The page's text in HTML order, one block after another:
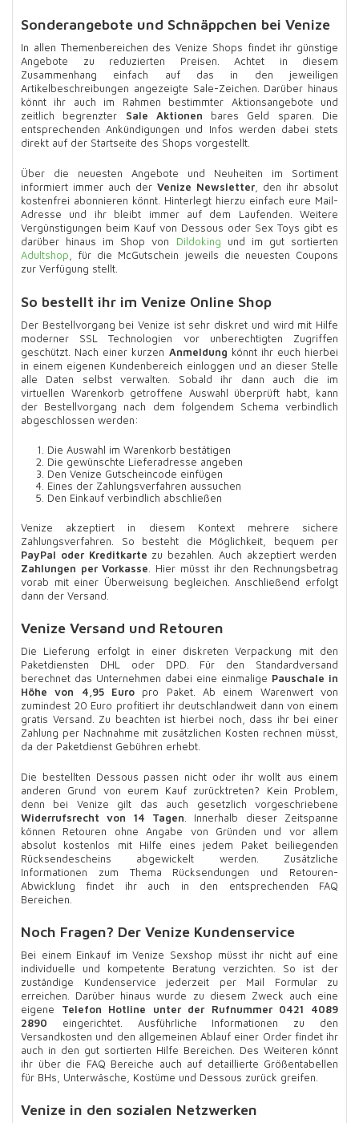
Sonderangebote und Schnäppchen bei Venize
In allen Themenbereichen des Venize Shops findet ihr günstige
Angebote zu reduzierten Preisen. Achtet in diesem
Zusammenhang einfach auf das in den jeweiligen
Artikelbeschreibungen angezeigte Sale-Zeichen. Darüber hinaus
könnt ihr auch im Rahmen bestimmter Aktionsangebote und
zeitlich begrenzter Sale Aktionen bares Geld sparen. Die
entsprechenden Ankündigungen und Infos werden dabei stets
direkt auf der Startseite des Shops vorgestellt.
Über die neuesten Angebote und Neuheiten im Sortiment
informiert immer auch der Venize Newsletter, den ihr absolut
kostenfrei abonnieren könnt. Hinterlegt hierzu einfach eure Mail-
Adresse und ihr bleibt immer auf dem Laufenden. Weitere
Vergünstigungen beim Kauf von Dessous oder Sex Toys gibt es
darüber hinaus im Shop von Dildoking und im gut sortierten
Adultshop, für die McGutschein jeweils die neuesten Coupons
zur Verfügung stellt.
So bestellt ihr im Venize Online Shop
Der Bestellvorgang bei Venize ist sehr diskret und wird mit Hilfe
moderner SSL Technologien vor unberechtigten Zugriffen
geschützt. Nach einer kurzen Anmeldung könnt ihr euch hierbei
in einem eigenen Kundenbereich einloggen und an dieser Stelle
alle Daten selbst verwalten. Sobald ihr dann auch die im
virtuellen Warenkorb getroffene Auswahl überprüft habt, kann
der Bestellvorgang nach dem folgendem Schema verbindlich
abgeschlossen werden:
Die Auswahl im Warenkorb bestätigen
Die gewünschte Lieferadresse angeben
Den Venize Gutscheincode einfügen
Eines der Zahlungsverfahren aussuchen
Den Einkauf verbindlich abschließen
Venize akzeptiert in diesem Kontext mehrere sichere
Zahlungsverfahren. So besteht die Möglichkeit, bequem per
PayPal oder Kreditkarte zu bezahlen. Auch akzeptiert werden
Zahlungen per Vorkasse . Hier müsst ihr den Rechnungsbetrag
vorab mit einer Überweisung begleichen. Anschließend erfolgt
dann der Versand.
Venize Versand und Retouren
Die Lieferung erfolgt in einer diskreten Verpackung mit den
Paketdiensten DHL oder DPD. Für den Standardversand
berechnet das Unternehmen dabei eine einmalige Pauschale in
Höhe von 4,95 Euro pro Paket. Ab einem Warenwert von
zumindest 20 Euro profitiert ihr deutschlandweit dann von einem
gratis Versand. Zu beachten ist hierbei noch, dass ihr bei einer
Zahlung per Nachnahme mit zusätzlichen Kosten rechnen müsst,
da der Paketdienst Gebühren erhebt.
Die bestellten Dessous passen nicht oder ihr wollt aus einem
anderen Grund von eurem Kauf zurücktreten? Kein Problem,
denn bei Venize gilt das auch gesetzlich vorgeschriebene
Widerrufsrecht von 14 Tagen . Innerhalb dieser Zeitspanne
können Retouren ohne Angabe von Gründen und vor allem
absolut kostenlos mit Hilfe eines jedem Paket beiliegenden
Rücksendescheins abgewickelt werden. Zusätzliche
Informationen zum Thema Rücksendungen und Retouren-
Abwicklung findet ihr auch in den entsprechenden FAQ
Bereichen.
Noch Fragen? Der Venize Kundenservice
Bei einem Einkauf im Venize Sexshop müsst ihr nicht auf eine
individuelle und kompetente Beratung verzichten. So ist der
zuständige Kundenservice jederzeit per Mail Formular zu
erreichen. Darüber hinaus wurde zu diesem Zweck auch eine
eigene Telefon Hotline unter der Rufnummer 0421 4089
2890 eingerichtet. Ausführliche Informationen zu den
Versandkosten und den allgemeinen Ablauf einer Order findet ihr
auch in den gut sortierten Hilfe Bereichen. Des Weiteren könnt
ihr über die FAQ Bereiche auch auf detaillierte Größentabellen
für BHs, Unterwäsche, Kostüme und Dessous zurück greifen.
Venize in den sozialen Netzwerken